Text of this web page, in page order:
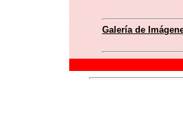
Galería de